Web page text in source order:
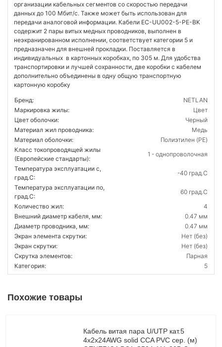
организации кабельных сегментов со скоростью передачи
данных до 100 Мбит/c. Также может быть использован для
передачи аналоговой информации. Кабели EC-UU002-5-PE-BK
содержит 2 пары витых медных проводников, выполнен в
неэкранированном исполнении, соответствует категории 5 и
предназначен для внешней прокладки. Поставляется в
индивидуальных в картонных коробках, по 305 м. Для удобства
транспортировки и лучшей сохранности, две коробки с кабелем
дополнительно объединены в одну общую транспортную
картонную коробку
Бренд:
NETLAN
Маркировка жилы:
Цвет
Цвет оболочки:
Черный
Материал жил проводника:
Медь
Материал оболочки:
Полиэтилен (PE)
Класс токопроводящей жилы
(Европейские стандарты):
1 - однопроволочная
Температура эксплуатации с,
град.C:
-40 град.C
Температура эксплуатации по,
град.C:
60 град.C
Количество жил:
4
Внешний диаметр кабеля, мм:
0.47 мм
Диаметр проводника, мм:
0.47 мм
Экран элемента скрутки:
Нет (без)
Экран скрутки:
Нет (без)
Скрутка элементов:
Парная
Категория:
5
Похожие товары
Кабель витая пара U/UTP кат.5
4х2х24AWG solid CCA PVC сер. (м)